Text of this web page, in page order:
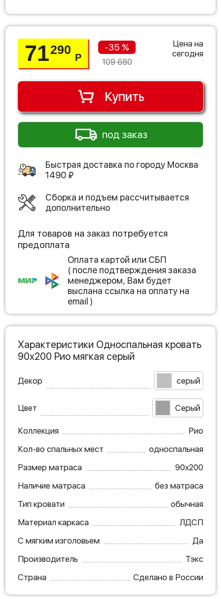
71290
Р
-35 %
109 680
Цена на
сегодня
Купить
под заказ
Быстрая доставка по городу Москва
1490 ₽
Сборка и подъем рассчитывается
дополнительно
Для товаров на заказ потребуется
предоплата
Оплата картой или СБП
( после подтверждения заказа
менеджером, Вам будет
выслана ссылка на оплату на
email )
Характеристики Односпальная кровать
90х200 Рио мягкая серый
Декор серый
Цвет Серый
Коллекция
Рио
Кол-во спальных мест
односпальная
Размер матраса
90х200
Наличие матраса
без матраса
Тип кровати
обычная
Материал каркаса
ЛДСП
С мягким изголовьем
Да
Производитель
Тэкс
Страна
Сделано в России